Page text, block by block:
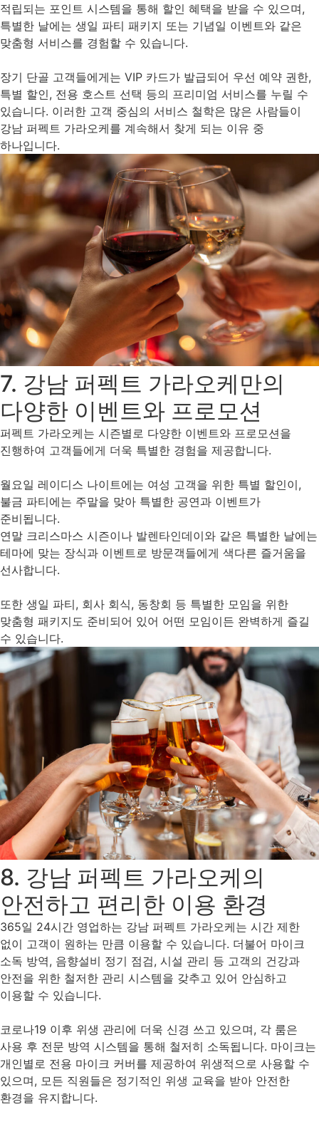
적립되는 포인트 시스템을 통해 할인 혜택을 받을 수 있으며,
특별한 날에는 생일 파티 패키지 또는 기념일 이벤트와 같은
맞춤형 서비스를 경험할 수 있습니다.
장기 단골 고객들에게는 VIP 카드가 발급되어 우선 예약 권한,
특별 할인, 전용 호스트 선택 등의 프리미엄 서비스를 누릴 수
있습니다. 이러한 고객 중심의 서비스 철학은 많은 사람들이
강남 퍼펙트 가라오케를 계속해서 찾게 되는 이유 중
하나입니다.
7. 강남 퍼펙트 가라오케만의
다양한 이벤트와 프로모션
퍼펙트 가라오케는 시즌별로 다양한 이벤트와 프로모션을
진행하여 고객들에게 더욱 특별한 경험을 제공합니다.
월요일 레이디스 나이트에는 여성 고객을 위한 특별 할인이,
불금 파티에는 주말을 맞아 특별한 공연과 이벤트가
준비됩니다.
연말 크리스마스 시즌이나 발렌타인데이와 같은 특별한 날에는
테마에 맞는 장식과 이벤트로 방문객들에게 색다른 즐거움을
선사합니다.
또한 생일 파티, 회사 회식, 동창회 등 특별한 모임을 위한
맞춤형 패키지도 준비되어 있어 어떤 모임이든 완벽하게 즐길
수 있습니다.
8. 강남 퍼펙트 가라오케의
안전하고 편리한 이용 환경
365일 24시간 영업하는 강남 퍼펙트 가라오케는 시간 제한
없이 고객이 원하는 만큼 이용할 수 있습니다. 더불어 마이크
소독 방역, 음향설비 정기 점검, 시설 관리 등 고객의 건강과
안전을 위한 철저한 관리 시스템을 갖추고 있어 안심하고
이용할 수 있습니다.
코로나19 이후 위생 관리에 더욱 신경 쓰고 있으며, 각 룸은
사용 후 전문 방역 시스템을 통해 철저히 소독됩니다. 마이크는
개인별로 전용 마이크 커버를 제공하여 위생적으로 사용할 수
있으며, 모든 직원들은 정기적인 위생 교육을 받아 안전한
환경을 유지합니다.